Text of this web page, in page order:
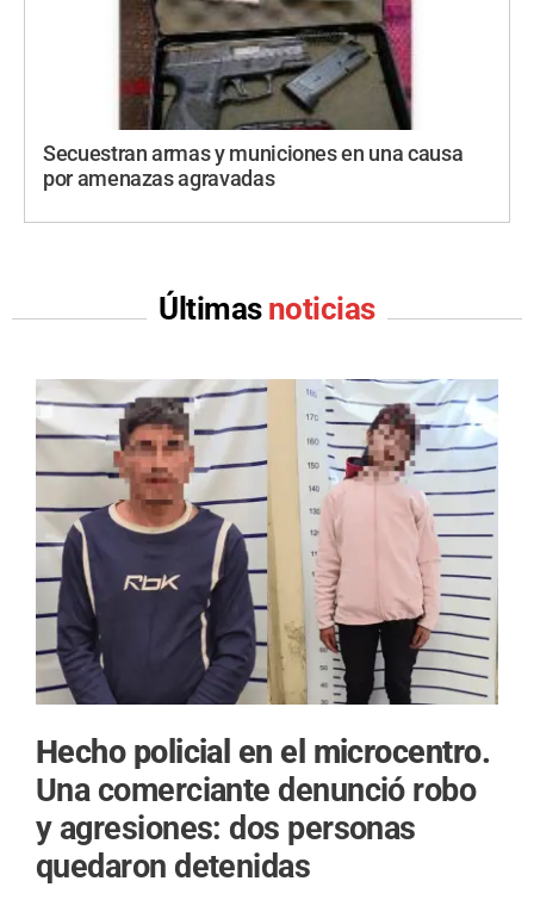
Secuestran armas y municiones en una causa
por amenazas agravadas
Últimas noticias
Hecho policial en el microcentro.
Una comerciante denunció robo
y agresiones: dos personas
quedaron detenidas